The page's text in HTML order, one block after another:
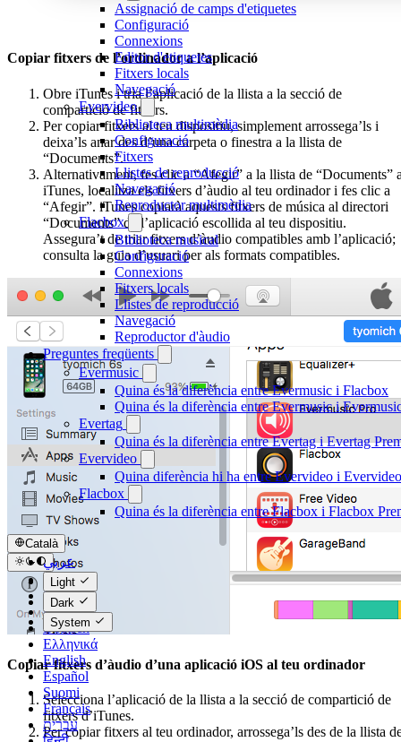
Assignació de camps d'etiquetes
Configuració
Connexions
Editor d'etiquetes
Fitxers locals
Navegació
Evervideo
Biblioteca multimèdia
Configuració
Fitxers
Llistes de reproducció
Navegació
Reproductor multimèdia
Flacbox
Biblioteca musical
Configuració
Connexions
Fitxers locals
Llistes de reproducció
Navegació
Reproductor d'àudio
Preguntes freqüents
Evermusic
Quina és la diferència entre Evermusic i Flacbox
Quina és la diferència entre Evermusic i
Evertag
Quina és la diferència entre Evertag i Evertag
Evervideo
Quina diferència hi ha entre Evervideo i
Flacbox
Quina és la diferència entre Flacbox i Flacbox
Català
عربي
Català
Čeština
Dansk
Deutsch
Ελληνικά
English
Español
Suomi
Français
עברית
Light
Dark
System
Copiar fitxers de l’ordinador a l’aplicació
Obre iTunes i tria l’aplicació de la llista a la secció de
compartició de fitxers.
Per copiar fitxers al teu dispositiu, simplement arrossega’ls i
deixa’ls anar des d’una carpeta o finestra a la llista de
“Documents”.
Alternativament, fes clic a “Afegir” a la llista de “Documents”
iTunes, localitza els fitxers d’àudio al teu ordinador i fes clic a
“Afegir”. iTunes copiarà aquests fitxers de música al directori
“Documents” de l’aplicació escollida al teu dispositiu.
Assegura’t de triar fitxers d’àudio compatibles amb l’aplicació;
consulta la guia d’usuari per als formats compatibles.
Copiar fitxers d’àudio d’una aplicació iOS al teu ordinador
Selecciona l’aplicació de la llista a la secció de compartició de
fitxers d’iTunes.
Per copiar fitxers al teu ordinador, arrossega’ls des de la llista